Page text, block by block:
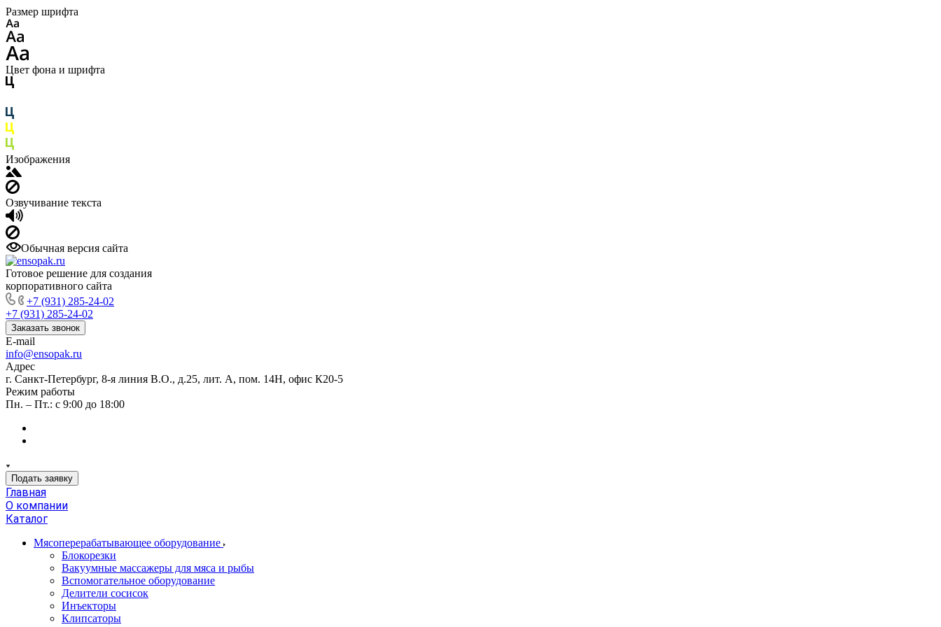
Размер шрифта
Цвет фона и шрифта
Изображения
Озвучивание текста
Обычная версия сайта
Готовое решение для создания
корпоративного сайта
+7 (931) 285-24-02
+7 (931) 285-24-02
Заказать звонок
E-mail
info@ensopak.ru
Адрес
г. Санкт-Петербург, 8-я линия В.О., д.25, лит. А, пом. 14Н, офис К20-5
Режим работы
Пн. – Пт.: с 9:00 до 18:00
Подать заявку
Главная
О компании
Каталог
Мясоперерабатывающее оборудование
Блокорезки
Вакуумные массажеры для мяса и рыбы
Вспомогательное оборудование
Делители сосисок
Инъекторы
Клипсаторы